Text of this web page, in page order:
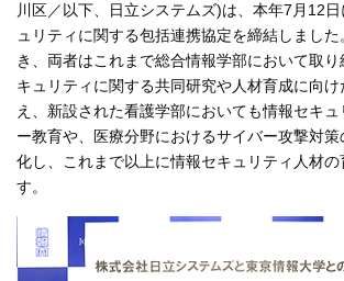
川区／以下、日立システムズ)は、本年7月12
ュリティに関する包括連携協定を締結しまし
き、両者はこれまで総合情報学部において取
キュリティに関する共同研究や人材育成に向
え、新設された看護学部においても情報セキ
ー教育や、医療分野におけるサイバー攻撃対
化し、これまで以上に情報セキュリティ人材の
す。